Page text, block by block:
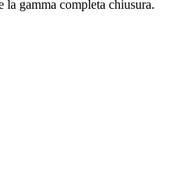
gamma completa chiusura.